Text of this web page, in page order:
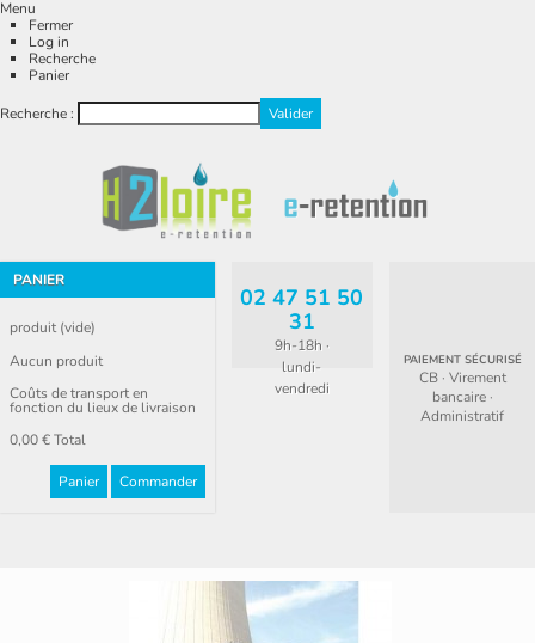
Menu
Fermer
Log in
Recherche
Panier
Recherche :
PANIER
produit (vide)
Aucun produit
Coûts de transport en
fonction du lieux de livraison
0,00 €Total
Panier Commander
02 47 51 50
31
9h-18h ·
lundi-
vendredi
PAIEMENT SÉCURISÉ
CB · Virement
bancaire ·
Administratif